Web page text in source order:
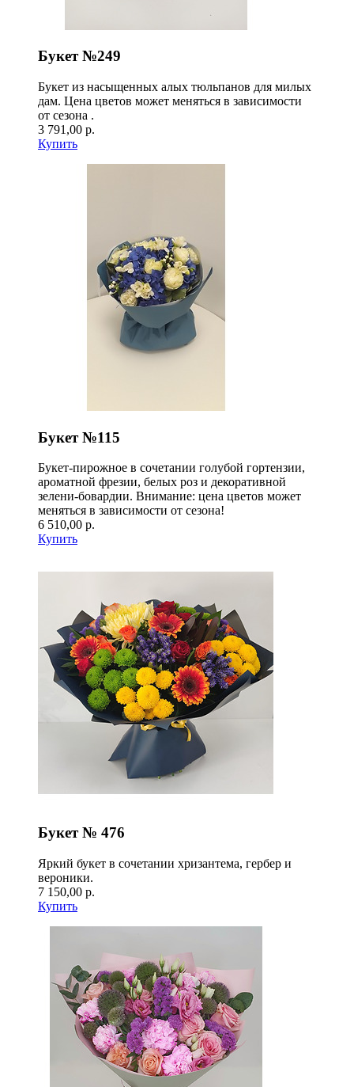
Букет №249
Букет из насыщенных алых тюльпанов для милых
дам. Цена цветов может меняться в зависимости
от сезона .
3 791,00 р.
Купить
Букет №115
Букет-пирожное в сочетании голубой гортензии,
ароматной фрезии, белых роз и декоративной
зелени-бовардии. Внимание: цена цветов может
меняться в зависимости от сезона!
6 510,00 р.
Купить
Букет № 476
Яркий букет в сочетании хризантема, гербер и
вероники.
7 150,00 р.
Купить